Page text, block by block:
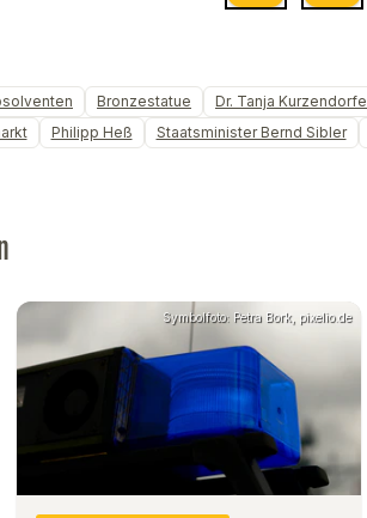
Bronzestatue Dr. Tanja
Philipp Heß Staatsminister Bernd Sibler
Symbolfoto: Petra Bork, pixelio.de